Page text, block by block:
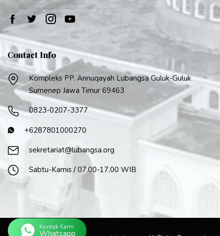
Contact Info
Kompleks PP. Annuqayah Lubangsa Guluk-Guluk
Sumenep Jawa Timur 69463
0823-0207-3377
+6287801000270
sekretariat@lubangsa.org
Sabtu-Kamis / 07.00-17.00 WIB
Kontak Kami
Whatsapp